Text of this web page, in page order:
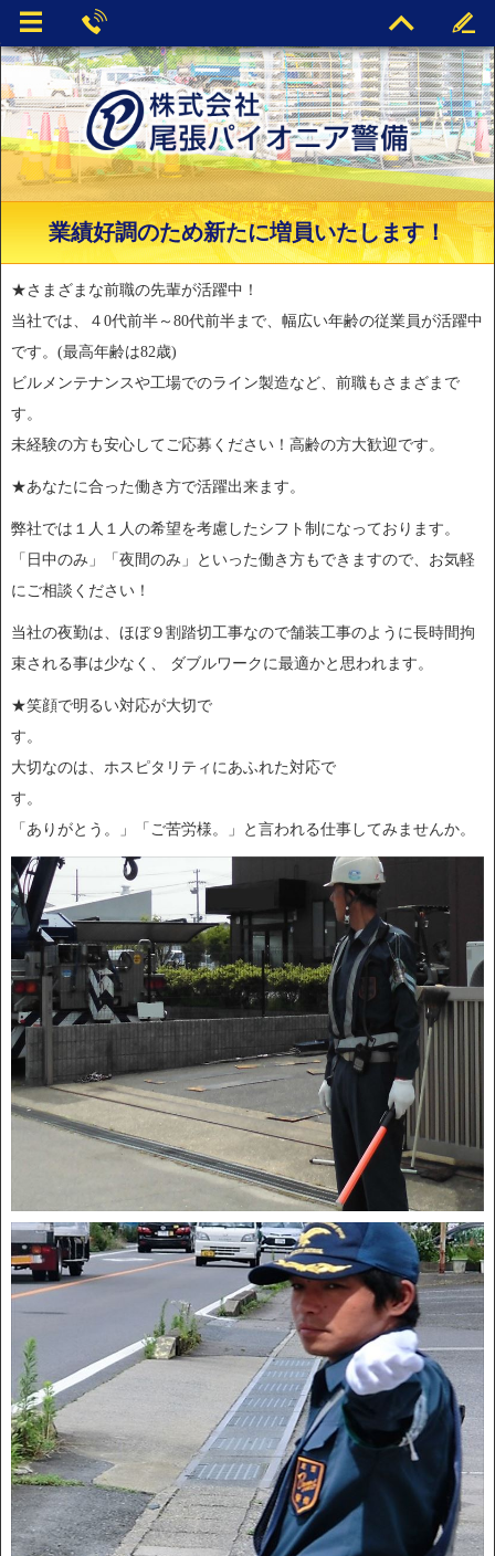
業績好調のため新たに増員いたします！
★さまざまな前職の先輩が活躍中！
当社では、４0代前半～80代前半まで、幅広い年齢の従業員が活躍中
です。(最高年齢は82歳)
ビルメンテナンスや工場でのライン製造など、前職もさまざまで
す。
未経験の方も安心してご応募ください！高齢の方大歓迎です。
★あなたに合った働き方で活躍出来ます。
弊社では１人１人の希望を考慮したシフト制になっております。
「日中のみ」「夜間のみ」といった働き方もできますので、お気軽
にご相談ください！
当社の夜勤は、ほぼ９割踏切工事なので舗装工事のように長時間拘
束される事は少なく、 ダブルワークに最適かと思われます。
★笑顔で明るい対応が大切で
大切なのは、ホスピタリティにあふれた対応で
す
「ありがとう。」「ご苦労様。」と言われる仕事してみませんか。